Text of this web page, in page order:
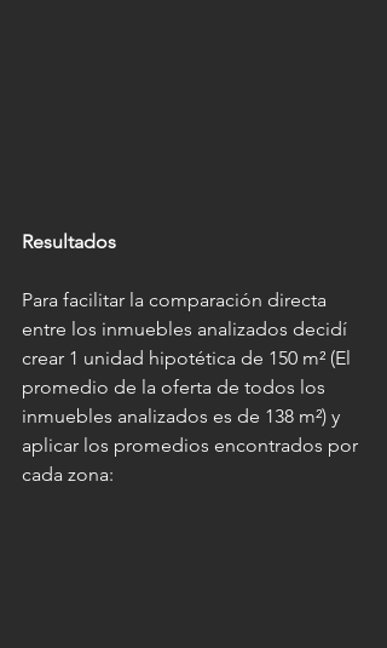
Resultados
Para facilitar la comparación directa
entre los inmuebles analizados decidí
crear 1 unidad hipotética de 150 m² (El
promedio de la oferta de todos los
inmuebles analizados es de 138 m²) y
aplicar los promedios encontrados por
cada zona: